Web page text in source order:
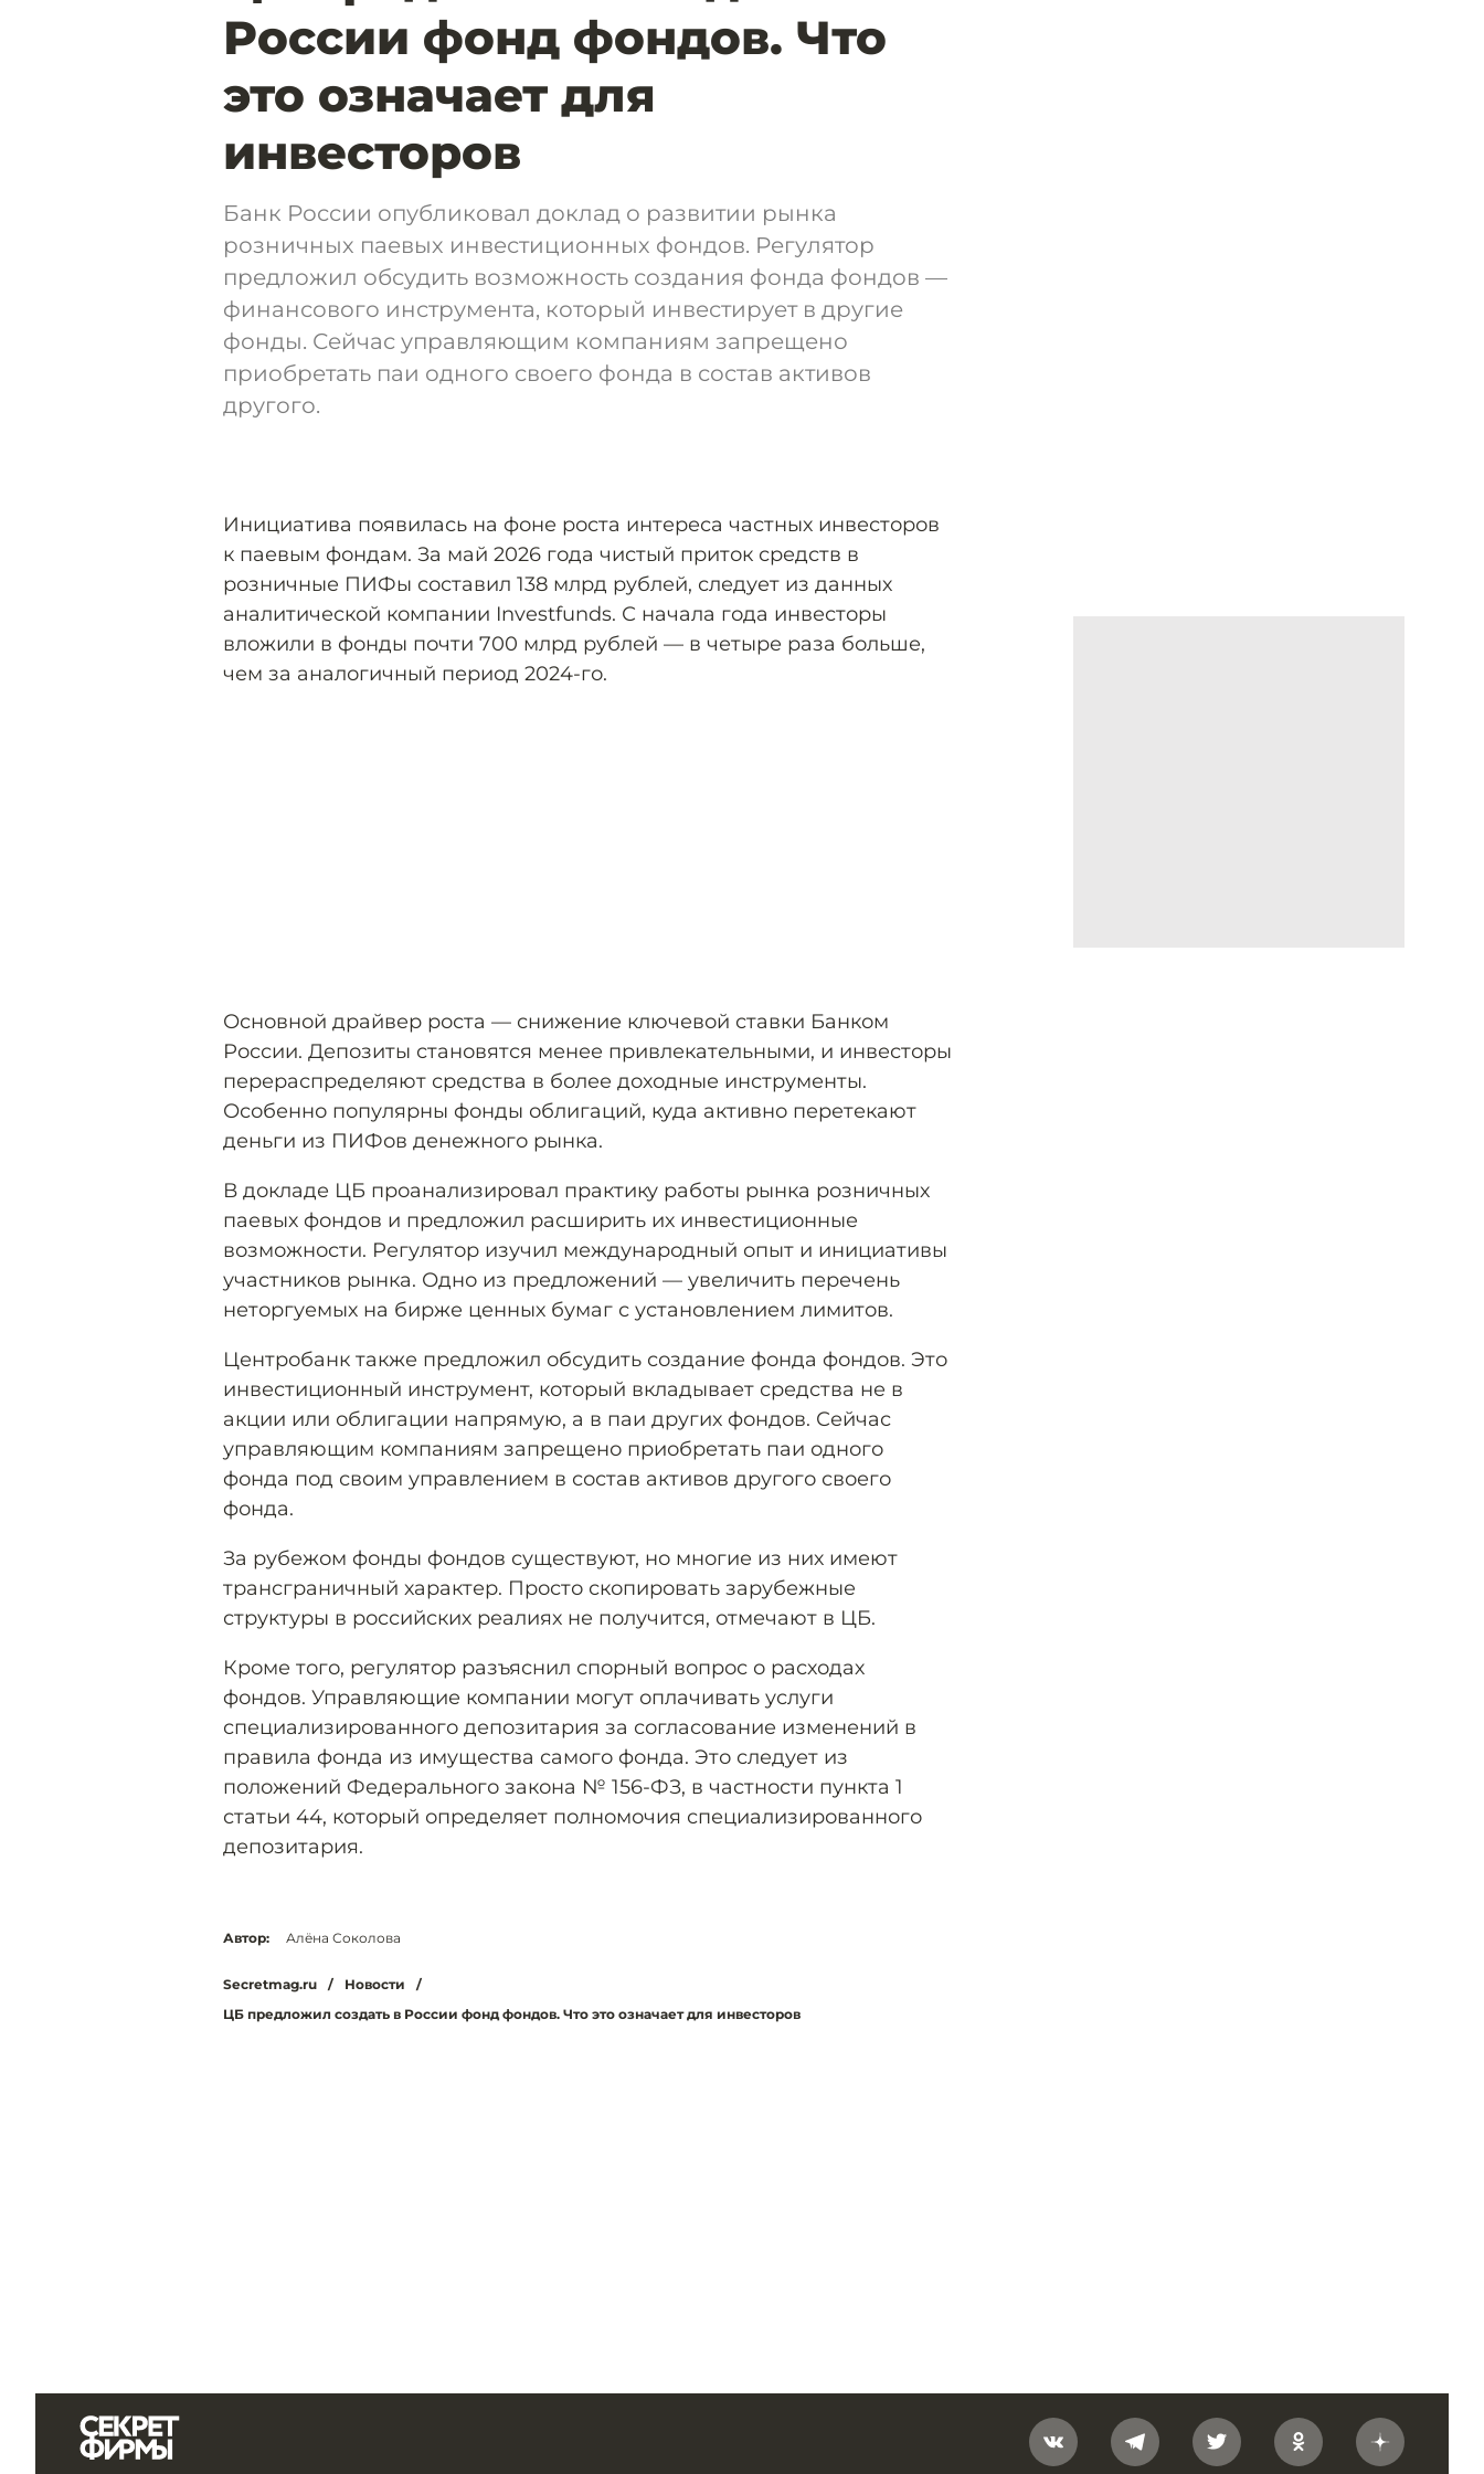
России фонд фондов. Что
это означает для
инвесторов
Банк России опубликовал доклад о развитии рынка
розничных паевых инвестиционных фондов. Регулятор
предложил обсудить возможность создания фонда фондов —
финансового инструмента, который инвестирует в другие
фонды. Сейчас управляющим компаниям запрещено
приобретать паи одного своего фонда в состав активов
другого.
Инициатива появилась на фоне роста интереса частных инвесторов
к паевым фондам. За май 2026 года чистый приток средств в
розничные ПИФы составил 138 млрд рублей, следует из данных
аналитической компании Investfunds. С начала года инвесторы
вложили в фонды почти 700 млрд рублей — в четыре раза больше,
чем за аналогичный период 2024-го.
Основной драйвер роста — снижение ключевой ставки Банком
России. Депозиты становятся менее привлекательными, и инвесторы
перераспределяют средства в более доходные инструменты.
Особенно популярны фонды облигаций, куда активно перетекают
деньги из ПИФов денежного рынка.
В докладе ЦБ проанализировал практику работы рынка розничных
паевых фондов и предложил расширить их инвестиционные
возможности. Регулятор изучил международный опыт и инициативы
участников рынка. Одно из предложений — увеличить перечень
неторгуемых на бирже ценных бумаг с установлением лимитов.
Центробанк также предложил обсудить создание фонда фондов. Это
инвестиционный инструмент, который вкладывает средства не в
акции или облигации напрямую, а в паи других фондов. Сейчас
управляющим компаниям запрещено приобретать паи одного
фонда под своим управлением в состав активов другого своего
фонда.
За рубежом фонды фондов существуют, но многие из них имеют
трансграничный характер. Просто скопировать зарубежные
структуры в российских реалиях не получится, отмечают в ЦБ.
Кроме того, регулятор разъяснил спорный вопрос о расходах
фондов. Управляющие компании могут оплачивать услуги
специализированного депозитария за согласование изменений в
правила фонда из имущества самого фонда. Это следует из
положений Федерального закона № 156-ФЗ, в частности пункта 1
статьи 44, который определяет полномочия специализированного
депозитария.
Автор: Алёна Соколова
Secretmag.ru / Новости
/
ЦБ предложил создать в России фонд фондов. Что это означает для инвесторов